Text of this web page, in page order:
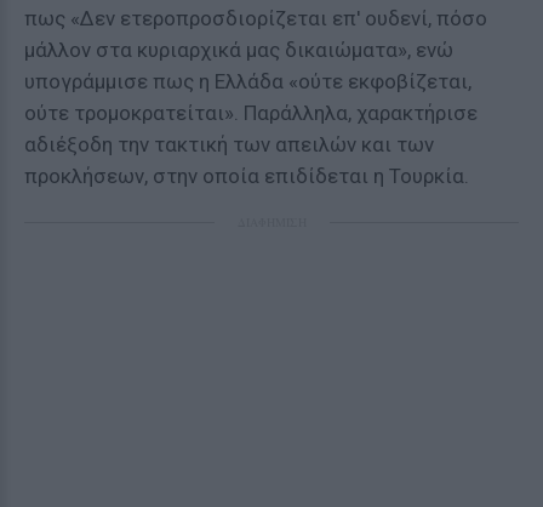
πως «Δεν ετεροπροσδιορίζεται επ' ουδενί, πόσο
μάλλον στα κυριαρχικά μας δικαιώματα», ενώ
υπογράμμισε πως η Ελλάδα «ούτε εκφοβίζεται,
ούτε τρομοκρατείται». Παράλληλα, χαρακτήρισε
αδιέξοδη την τακτική των απειλών και των
προκλήσεων, στην οποία επιδίδεται η Τουρκία.